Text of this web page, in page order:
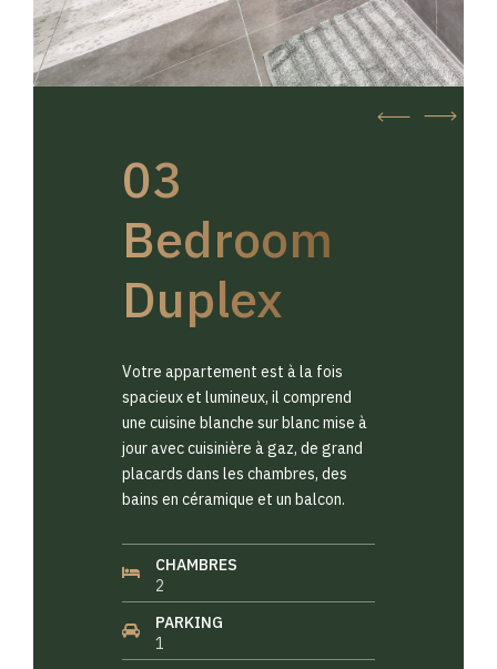
03
Bedroom
Duplex
Votre appartement est à la fois
spacieux et lumineux, il comprend
une cuisine blanche sur blanc mise à
jour avec cuisinière à gaz, de grand
placards dans les chambres, des
bains en céramique et un balcon.
CHAMBRES
2
PARKING
1